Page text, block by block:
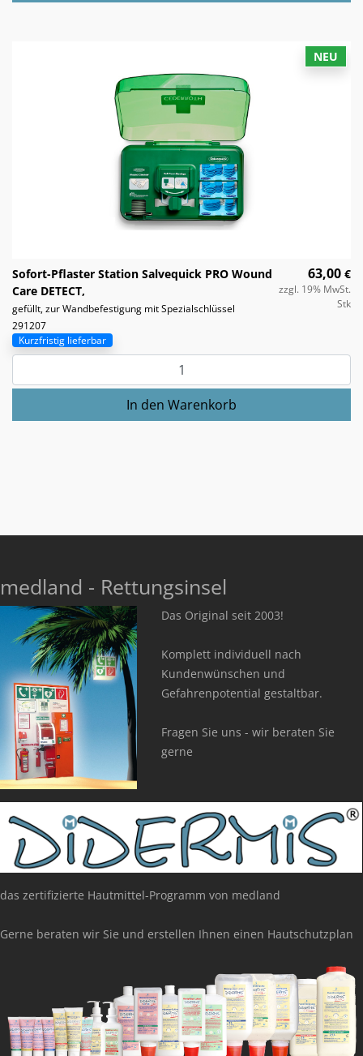
NEU
Sofort-Pflaster Station Salvequick PRO Wound
Care DETECT,
gefüllt, zur Wandbefestigung mit Spezialschlüssel
291207
63,00 €
zzgl. 19% MwSt.
Stk
Kurzfristig lieferbar
medland - Rettungsinsel
Das Original seit 2003!
Komplett individuell nach
Kundenwünschen und
Gefahrenpotential gestaltbar.
Fragen Sie uns - wir beraten Sie
gerne
das zertifizierte Hautmittel-Programm von medland
Gerne beraten wir Sie und erstellen Ihnen einen Hautschutzplan